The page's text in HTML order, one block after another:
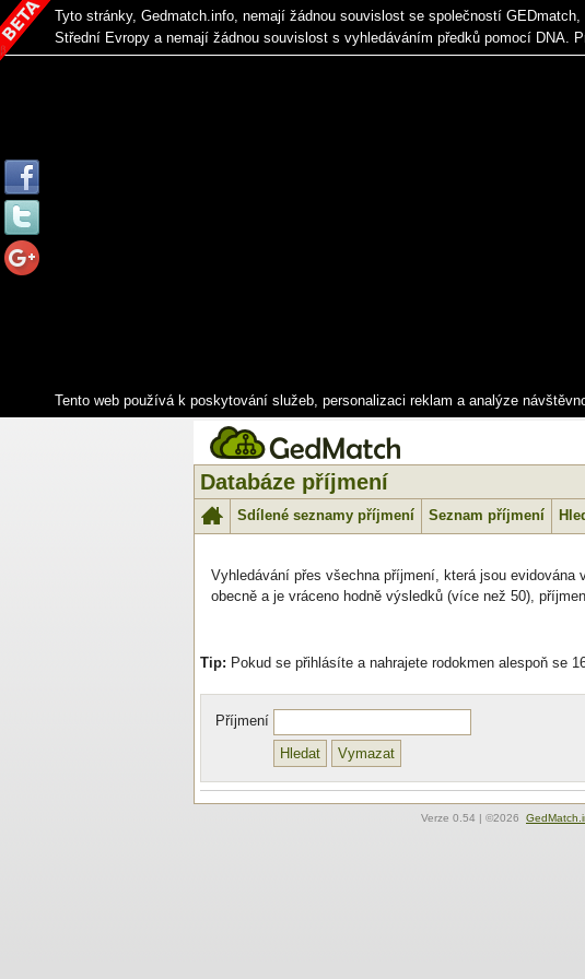
Tyto stránky, Gedmatch.info, nemají žádnou souvislost se společností
Střední Evropy a nemají žádnou souvislost s vyhledáváním předků pomocí DNA.
Tento web používá k poskytování služeb, personalizaci reklam a analýze
Databáze příjmení
Sdílené seznamy příjmení
Seznam příjmení
Vyhledávání přes všechna příjmení, která jsou
obecně a je vráceno hodně výsledků (více než 50),
Tip: Pokud se přihlásíte a nahrajete rodokmen alespoň se
Příjmení
Verze 0.54 | ©2026